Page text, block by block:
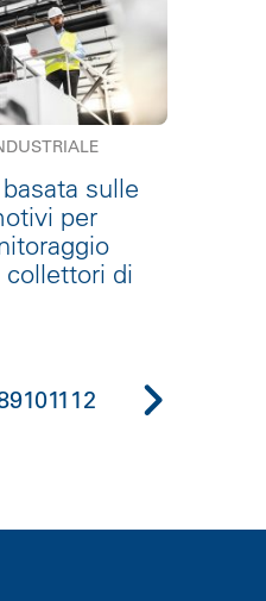
sulle
per
collettori di
91011 12